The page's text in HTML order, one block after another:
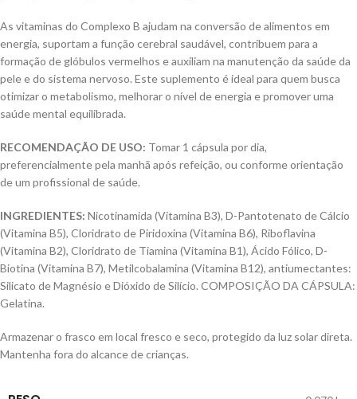
As vitaminas do Complexo B ajudam na conversão de alimentos em
energia, suportam a função cerebral saudável, contribuem para a
formação de glóbulos vermelhos e auxiliam na manutenção da saúde da
pele e do sistema nervoso. Este suplemento é ideal para quem busca
otimizar o metabolismo, melhorar o nível de energia e promover uma
saúde mental equilibrada.
RECOMENDAÇÃO DE USO: Tomar 1 cápsula por dia,
preferencialmente pela manhã após refeição, ou conforme orientação
de um profissional de saúde.
INGREDIENTES: Nicotinamida (Vitamina B3), D-Pantotenato de Cálcio
(Vitamina B5), Cloridrato de Piridoxina (Vitamina B6), Riboflavina
(Vitamina B2), Cloridrato de Tiamina (Vitamina B1), Ácido Fólico, D-
Biotina (Vitamina B7), Metilcobalamina (Vitamina B12), antiumectantes:
Silicato de Magnésio e Dióxido de Silício. COMPOSIÇÃO DA CÁPSULA:
Gelatina.
Armazenar o frasco em local fresco e seco, protegido da luz solar direta.
Mantenha fora do alcance de crianças.